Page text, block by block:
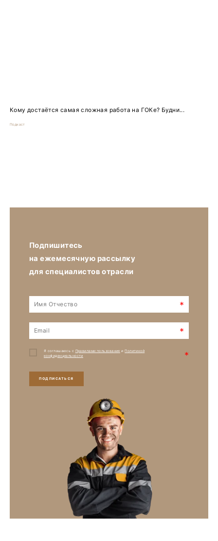
Кому достаётся самая сложная работа на ГОКе? Будни...
Подкаст
Подпишитесь
на ежемесячную рассылку
для специалистов отрасли
*
*
Я соглашаюсь с Правилами пользования иПолитикой
конфиденциальности
*
ПОДПИСАТЬСЯ